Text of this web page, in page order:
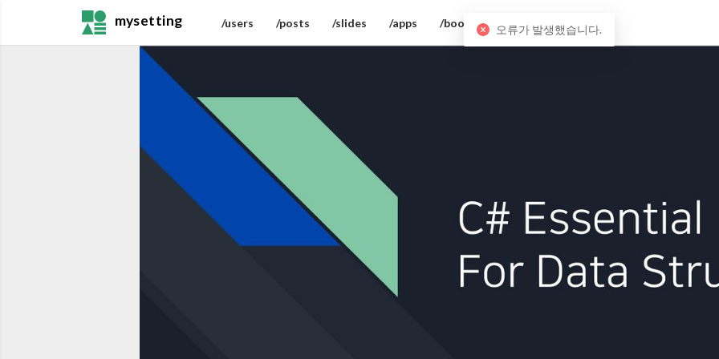
mysetting /users /posts /slides /apps /books 오류가 발생했습니다.